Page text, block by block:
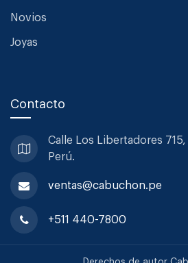
Novios
Joyas
Contacto
Calle Los Libertadores 715,
Perú.
ventas@cabuchon.pe
+511 440-7800